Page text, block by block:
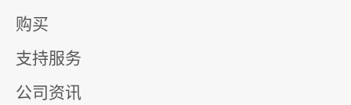
购买
支持服务
公司资讯